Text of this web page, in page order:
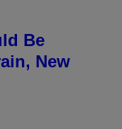
Be
New